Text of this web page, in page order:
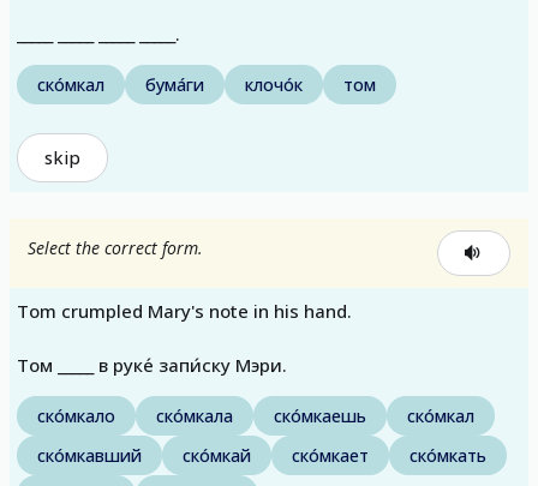
_____ _____ _____ _____.
ско́мкал бума́ги клочо́к том
skip
Select the correct form.
Tom crumpled Mary's note in his hand.
Том _____ в руке́ запи́ску Мэри.
ско́мкало ско́мкала ско́мкаешь
ско́мкал
ско́мкавший
ско́мкай ско́мкает
ско́мкать